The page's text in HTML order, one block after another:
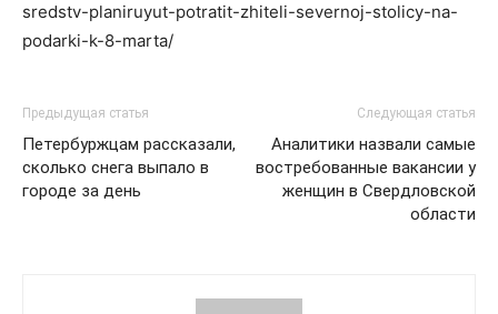
sredstv-planiruyut-potratit-zhiteli-severnoj-stolicy-na-
podarki-k-8-marta/
Предыдущая статья
Петербуржцам рассказали,
сколько снега выпало в
городе за день
Следующая статья
Аналитики назвали самые
востребованные вакансии у
женщин в Свердловской
области